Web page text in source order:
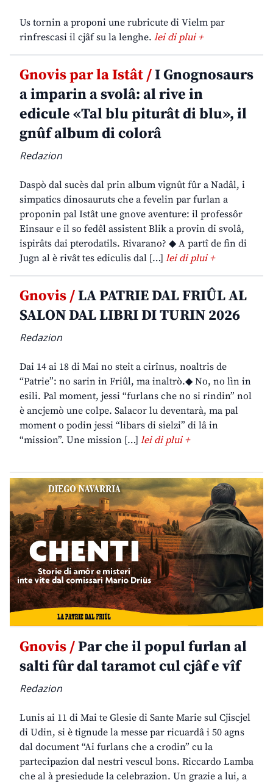
Us tornin a proponi une rubricute di Vielm par
rinfrescasi il cjâf su la lenghe. lei di plui +
Gnovis par la Istât /I Gnognosaurs
a imparin a svolâ: al rive in
edicule «Tal blu piturât di blu», il
gnûf album di colorâ
Redazion
Daspò dal sucès dal prin album vignût fûr a Nadâl, i
simpatics dinosauruts che a fevelin par furlan a
proponin pal Istât une gnove aventure: il professôr
Einsaur e il so fedêl assistent Blik a provin di svolâ,
ispirâts dai pterodatils. Rivarano? ◆ A partî de fin di
Jugn al è rivât tes ediculis dal […] lei di plui +
Gnovis /LA PATRIE DAL FRIÛL AL
SALON DAL LIBRI DI TURIN 2026
Redazion
Dai 14 ai 18 di Mai no steit a cirînus, noaltris de
“Patrie”: no sarin in Friûl, ma inaltrò.◆ No, no lìn in
esili. Pal moment, jessi “furlans che no si rindin” nol
è ancjemò une colpe. Salacor lu deventarà, ma pal
moment o podin jessi “libars di sielzi” di lâ in
“mission”. Une mission […] lei di plui +
Gnovis /Par che il popul furlan al
salti fûr dal taramot cul cjâf e vîf
Redazion
Lunis ai 11 di Mai te Glesie di Sante Marie sul Cjiscjel
di Udin, si è tignude la messe par ricuardâ i 50 agns
dal document “Ai furlans che a crodin” cu la
partecipazion dal nestri vescul bons. Riccardo Lamba
che al à presiedude la celebrazion. Un grazie a lui, a